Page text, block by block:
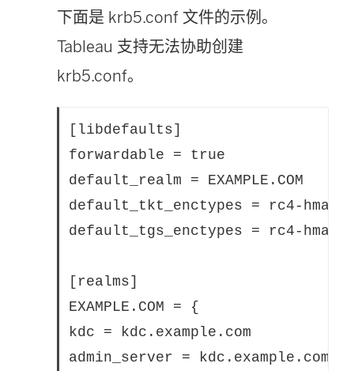
口
中
打
)
下面是 krb5.conf 文件的示例。
Tableau 支持无法协助创建
krb5.conf。
[libdefaults]
forwardable = true
default_realm = EXAMPLE.COM
default_tkt_enctypes = rc4-hmac
default_tgs_enctypes = rc4-hmac
[realms]
EXAMPLE.COM = {
kdc = kdc.example.com
admin_server = kdc.example.com